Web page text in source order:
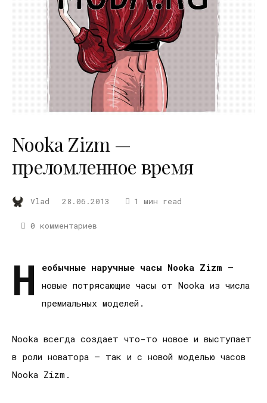
Nooka Zizm —
преломленное время
Vlad 28.06.2013 1 мин read
0 комментариев
Н еобычные наручные часы Nooka Zizm —
новые потрясающие часы от Nooka из числа
премиальных моделей.
Nooka всегда создает что-то новое и выступает
в роли новатора — так и с новой моделью часов
Nooka Zizm.